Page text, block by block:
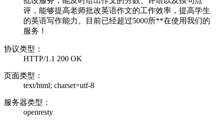
评，能够提高老师批改英语作文的工作效率，提高学生
的英语写作能力。目前已经超过5000所**在使用我们的
服务！
协议类型：
HTTP/1.1 200 OK
页面类型：
text/html; charset=utf-8
服务器类型：
openresty